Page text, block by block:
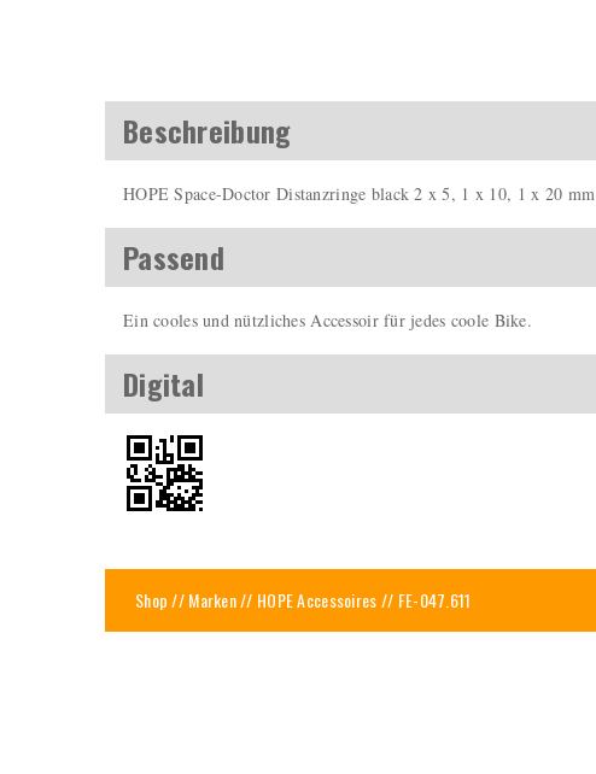
Beschreibung
HOPE Space-Doctor Distanzringe black 2 x 5, 1 x 10, 1 x 20 mm
Passend
Ein cooles und nützliches Accessoir für jedes coole Bike.
Digital
Shop//Marken// HOPE Accessoires// FE-047.611